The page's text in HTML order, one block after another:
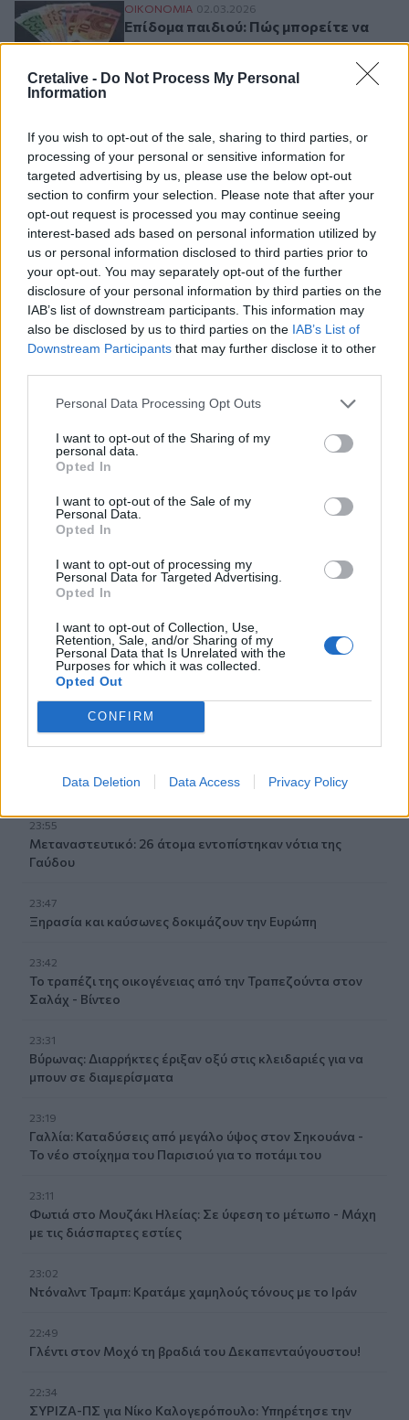
Cretalive - Do Not Process My Personal
Information
If you wish to opt-out of the sale, sharing to third parties, or
processing of your personal or sensitive information for
targeted advertising by us, please use the below opt-out
section to confirm your selection. Please note that after your
opt-out request is processed you may continue seeing
interest-based ads based on personal information utilized by
us or personal information disclosed to third parties prior to
your opt-out. You may separately opt-out of the further
disclosure of your personal information by third parties on the
IAB’s list of downstream participants. This information may
also be disclosed by us to third parties on the IAB’s List of
Downstream Participants that may further disclose it to other
Personal Data Processing Opt Outs
I want to opt-out of the Sharing of my
personal data.
Opted In
I want to opt-out of the Sale of my
Personal Data.
Opted In
I want to opt-out of processing my
Personal Data for Targeted Advertising.
Opted In
I want to opt-out of Collection, Use,
Retention, Sale, and/or Sharing of my
Personal Data that Is Unrelated with the
Purposes for which it was collected.
Opted Out
CONFIRM
Data Deletion Data Access Privacy Policy
Επίδομα παιδιού: Πώς μπορείτε να
ΟΙΚΟΝΟΜΙΑ 02.03.2026
Επίδομα παιδιού: Πώς μπορείτε να
υποβάλετε αίτηση
Προηγούμενη σελίδα
Current page
1 Next page
05:05
Ούτε ξύδι ούτε μαγειρική σόδα: Το προϊόν του μπάνιου
που θα σας βοηθήσει να διώξετε τα μυρμήγκια
04:43
Ο αέρας στα σακουλάκια με τα τσιπς δεν είναι αέρας
Οι ειδικοί συμφωνούν: «Ο καλύτερος τρόπος για να
κρατήσετε τους αρουραίους μακριά από τον κήπο σας
02:09
να επηρεάσει τη φυσική κατάσταση
Δέκα φράσεις για να χωρίσεις χωρίς κακίες και δράματα
00:14
Κράμπες: Τι τις προκαλεί και τι να κάνουμε όταν αρχίσουν
οι ενοχλήσεις
00:03
στη Σαουδική Αραβία
23:55
Μεταναστευτικό: 26 άτομα εντοπίστηκαν νότια της
Γαύδου
23:47
Ξηρασία και καύσωνες δοκιμάζουν την Ευρώπη
23:42
Το τραπέζι της οικογένειας από την Τραπεζούντα στον
Σαλάχ - Βίντεο
23:31
Βύρωνας: Διαρρήκτες έριξαν οξύ στις κλειδαριές για να
μπουν σε διαμερίσματα
23:19
Γαλλία: Καταδύσεις από μεγάλο ύψος στον Σηκουάνα -
Το νέο στοίχημα του Παρισιού για το ποτάμι του
23:11
Φωτιά στο Μουζάκι Ηλείας: Σε ύφεση το μέτωπο - Μάχη
με τις διάσπαρτες εστίες
23:02
Ντόναλντ Τραμπ: Κρατάμε χαμηλούς τόνους με το Ιράν
22:49
Γλέντι στον Μοχό τη βραδιά του Δεκαπενταύγουστου!
22:34
ΣΥΡΙΖΑ-ΠΣ για Νίκο Καλογερόπουλο: Υπηρέτησε την